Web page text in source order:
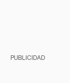
PUBLICIDAD